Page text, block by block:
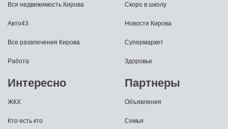
Вся недвижимость Кирова
Авто43
Все развлечения Кирова
Работа
Скоро в школу
Новости Кирова
Супермаркет
Здоровье
Интересно
ЖКХ
Кто есть кто
Партнеры
Объявления
Семья